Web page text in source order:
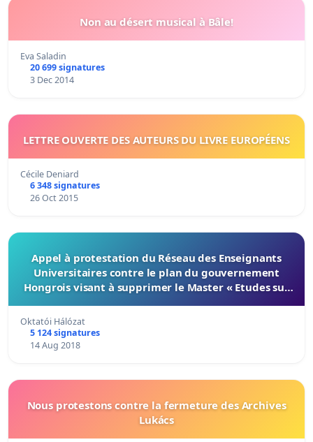
Non au désert musical à Bâle!
Eva Saladin
20 699 signatures
3 Dec 2014
LETTRE OUVERTE DES AUTEURS DU LIVRE EUROPÉENS
Cécile Deniard
6 348 signatures
26 Oct 2015
Appel à protestation du Réseau des Enseignants
Universitaires contre le plan du gouvernement
Hongrois visant à supprimer le Master « Etudes sur
Oktatói Hálózat
5 124 signatures
14 Aug 2018
Nous protestons contre la fermeture des Archives
Lukács